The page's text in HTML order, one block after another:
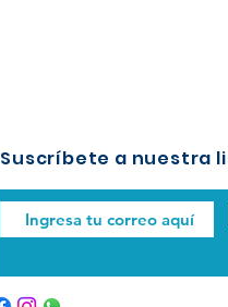
Suscríbete a nuestra